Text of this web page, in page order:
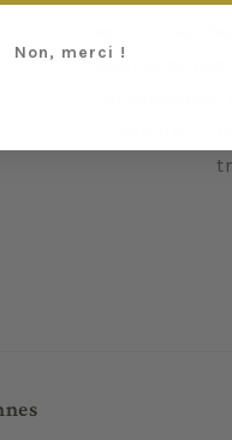
Les
Relay sont
et
ensuite
Non, merci !